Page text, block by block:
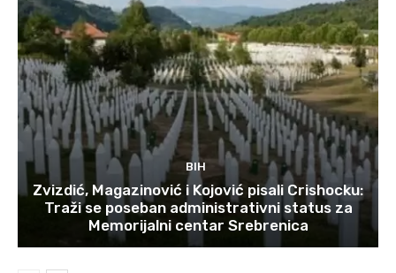
BIH
Zvizdić, Magazinović i Kojović pisali Crishocku:
Traži se poseban administrativni status za
Memorijalni centar Srebrenica